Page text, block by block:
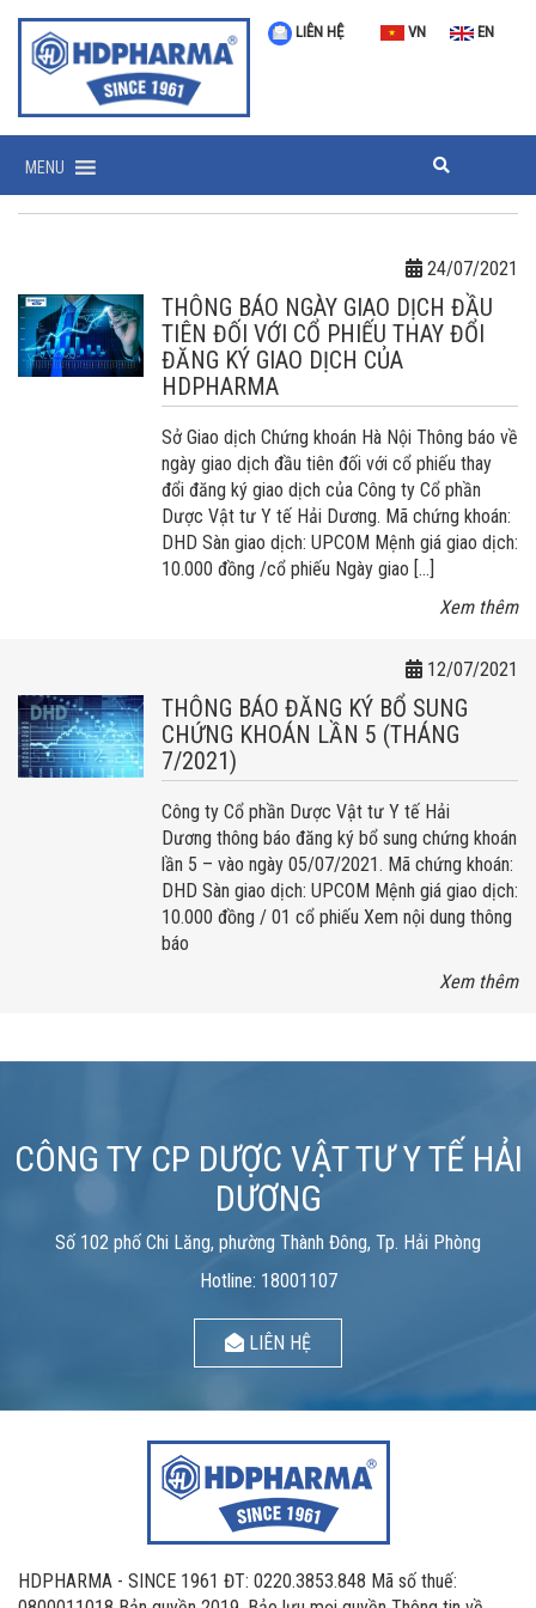
LIÊN HỆ VN EN
MENU
24/07/2021
THÔNG BÁO NGÀY GIAO DỊCH ĐẦU
TIÊN ĐỐI VỚI CỔ PHIẾU THAY ĐỔI
ĐĂNG KÝ GIAO DỊCH CỦA
HDPHARMA
Sở Giao dịch Chứng khoán Hà Nội Thông báo về
ngày giao dịch đầu tiên đối với cổ phiếu thay
đổi đăng ký giao dịch của Công ty Cổ phần
Dược Vật tư Y tế Hải Dương. Mã chứng khoán:
DHD Sàn giao dịch: UPCOM Mệnh giá giao dịch:
10.000 đồng /cổ phiếu Ngày giao […]
Xem thêm
12/07/2021
THÔNG BÁO ĐĂNG KÝ BỔ SUNG
CHỨNG KHOÁN LẦN 5 (THÁNG
7/2021)
Công ty Cổ phần Dược Vật tư Y tế Hải
Dương thông báo đăng ký bổ sung chứng khoán
lần 5 – vào ngày 05/07/2021. Mã chứng khoán:
DHD Sàn giao dịch: UPCOM Mệnh giá giao dịch:
10.000 đồng / 01 cổ phiếu Xem nội dung thông
báo
Xem thêm
CÔNG TY CP DƯỢC VẬT TƯ Y TẾ HẢI
DƯƠNG
Số 102 phố Chi Lăng, phường Thành Đông, Tp. Hải Phòng
Hotline: 18001107
LIÊN HỆ
HDPHARMA - SINCE 1961 ĐT: 0220.3853.848 Mã số thuế: